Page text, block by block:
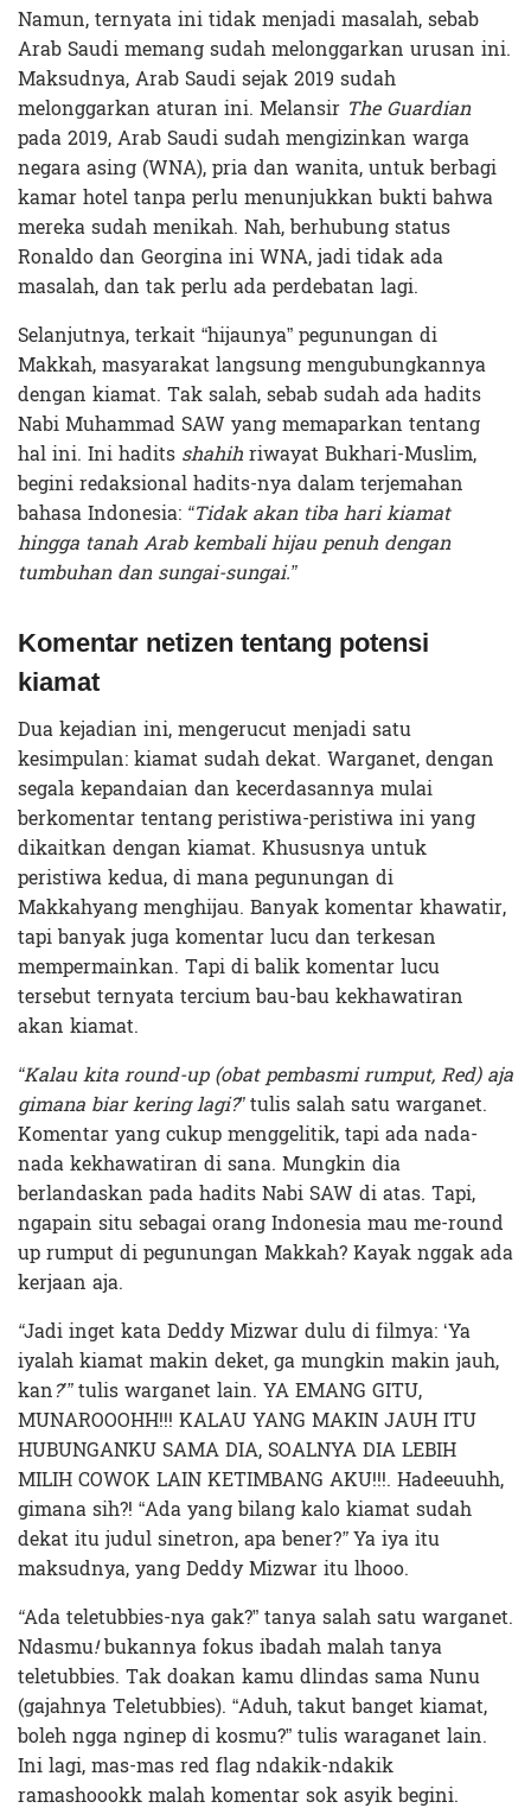
Namun, ternyata ini tidak menjadi masalah, sebab
Arab Saudi memang sudah melonggarkan urusan ini.
Maksudnya, Arab Saudi sejak 2019 sudah
melonggarkan aturan ini. Melansir The Guardian
pada 2019, Arab Saudi sudah mengizinkan warga
negara asing (WNA), pria dan wanita, untuk berbagi
kamar hotel tanpa perlu menunjukkan bukti bahwa
mereka sudah menikah. Nah, berhubung status
Ronaldo dan Georgina ini WNA, jadi tidak ada
masalah, dan tak perlu ada perdebatan lagi.
Selanjutnya, terkait “hijaunya” pegunungan di
Makkah, masyarakat langsung mengubungkannya
dengan kiamat. Tak salah, sebab sudah ada hadits
Nabi Muhammad SAW yang memaparkan tentang
hal ini. Ini hadits shahihriwayat Bukhari-Muslim,
begini redaksional hadits-nya dalam terjemahan
bahasa Indonesia: “Tidak akan tiba hari kiamat
hingga tanah Arab kembali hijau penuh dengan
tumbuhan dan sungai-sungai.”
Komentar netizen tentang potensi
kiamat
Dua kejadian ini, mengerucut menjadi satu
kesimpulan: kiamat sudah dekat. Warganet, dengan
segala kepandaian dan kecerdasannya mulai
berkomentar tentang peristiwa-peristiwa ini yang
dikaitkan dengan kiamat. Khususnya untuk
peristiwa kedua, di mana pegunungan di
Makkahyang menghijau. Banyak komentar khawatir,
tapi banyak juga komentar lucu dan terkesan
mempermainkan. Tapi di balik komentar lucu
tersebut ternyata tercium bau-bau kekhawatiran
akan kiamat.
“Kalau kita round-up (obat pembasmi rumput, Red) aja
gimana biar kering lagi?”tulis salah satu warganet.
Komentar yang cukup menggelitik, tapi ada nada-
nada kekhawatiran di sana. Mungkin dia
berlandaskan pada hadits Nabi SAW di atas. Tapi,
ngapain situ sebagai orang Indonesia mau me-round
up rumput di pegunungan Makkah? Kayak nggak ada
kerjaan aja.
“Jadi inget kata Deddy Mizwar dulu di filmya: ‘Ya
iyalah kiamat makin deket, ga mungkin makin jauh,
kan?’”tulis warganet lain. YA EMANG GITU,
MUNAROOOHH!!! KALAU YANG MAKIN JAUH ITU
HUBUNGANKU SAMA DIA, SOALNYA DIA LEBIH
MILIH COWOK LAIN KETIMBANG AKU!!!. Hadeeuuhh,
gimana sih?! “Ada yang bilang kalo kiamat sudah
dekat itu judul sinetron, apa bener?”Ya iya itu
maksudnya, yang Deddy Mizwar itu lhooo.
“Ada teletubbies-nya gak?” tanya salah satu warganet.
Ndasmu!bukannya fokus ibadah malah tanya
teletubbies. Tak doakan kamu dlindas sama Nunu
(gajahnya Teletubbies). “Aduh, takut banget kiamat,
boleh ngga nginep di kosmu?” tulis waraganet lain.
Ini lagi, mas-mas red flag ndakik-ndakik
ramashoookk malah komentar sok asyik begini.